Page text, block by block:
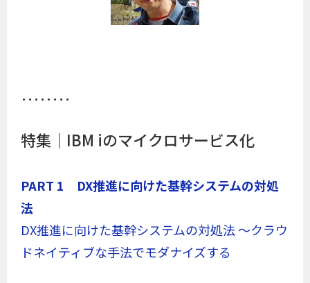
････････
特集｜IBM iのマイクロサービス化
PART 1 DX推進に向けた基幹システムの対処
法
DX推進に向けた基幹システムの対処法 ～クラウ
ドネイティブな手法でモダナイズする